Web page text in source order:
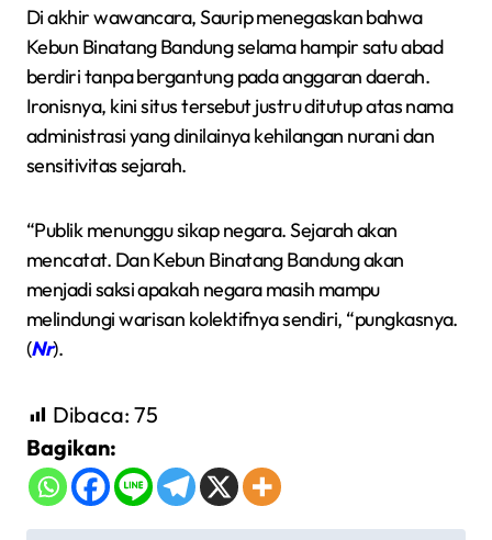
Di akhir wawancara, Saurip menegaskan bahwa
Kebun Binatang Bandung selama hampir satu abad
berdiri tanpa bergantung pada anggaran daerah.
Ironisnya, kini situs tersebut justru ditutup atas nama
administrasi yang dinilainya kehilangan nurani dan
sensitivitas sejarah.
“Publik menunggu sikap negara. Sejarah akan
mencatat. Dan Kebun Binatang Bandung akan
menjadi saksi apakah negara masih mampu
melindungi warisan kolektifnya sendiri, “pungkasnya.
(Nr).
Dibaca: 75
Bagikan: